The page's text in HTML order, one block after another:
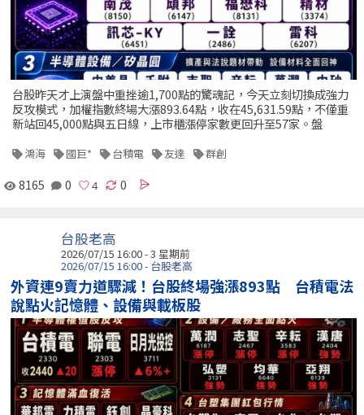
台股昨天才上演盤中重挫逾1,700點的驚魂記，今天立刻切換成強力
反攻模式，加權指數終場大漲893.64點，收在45,631.59點，不僅重
新站回45,000點與五日線，上市櫃漲停家數更回升至57家。盤
鴻海 國巨* 台積電 友達 群創
8165 0 0
台股老高
2026/07/15 16:00 - 3 星期前
2026/07/15 16:00 - 台股老高
外資連9賣力道驟減！台股終場強漲893點 台積電法
說點火記憶體、設備與載板股